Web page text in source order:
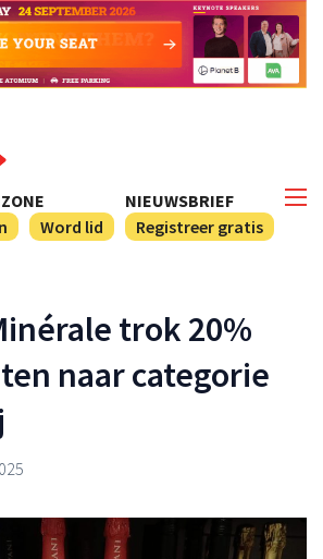
NIEUWSBRIEF
Registreer gratis
Word lid
trok 20%
naar categorie